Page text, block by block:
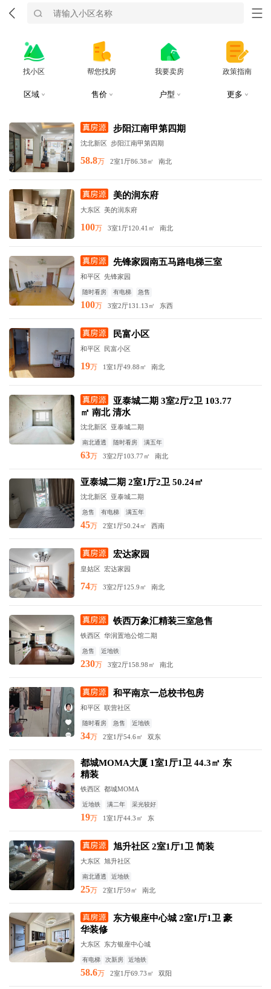
找小区 帮您找房 我要卖房 政策指南
区域 售价 户型 更多
步阳江南甲第四期
沈北新区 步阳江南甲第四期
58.8万 2室1厅86.38㎡ 南北
美的润东府
大东区 美的润东府
100万 3室1厅120.41㎡ 南北
先锋家园南五马路电梯三室
和平区 先锋家园
随时看房 有电梯 急售
100万 3室2厅131.13㎡ 东西
民富小区
和平区 民富小区
19万 1室1厅49.88㎡ 南北
亚泰城二期 3室2厅2卫 103.77
㎡ 南北 清水
沈北新区 亚泰城二期
南北通透 随时看房 满五年
63万 3室2厅103.77㎡ 南北
亚泰城二期 2室1厅2卫 50.24㎡
沈北新区 亚泰城二期
急售 有电梯 满五年
45万 2室1厅50.24㎡ 西南
宏达家园
皇姑区 宏达家园
74万 3室2厅125.9㎡ 南北
铁西万象汇精装三室急售
铁西区 华润置地公馆二期
急售 近地铁
230万 3室2厅158.98㎡ 南北
和平南京一总校书包房
和平区 联营社区
随时看房 急售 近地铁
34万 2室1厅54.6㎡ 双东
都城MOMA大厦 1室1厅1卫 44.3㎡ 东
精装
铁西区 都城MOMA
近地铁 满二年 采光较好
19万 1室1厅44.3㎡ 东
旭升社区 2室1厅1卫 简装
大东区 旭升社区
南北通透 近地铁
25万 2室1厅59㎡ 南北
东方银座中心城 2室1厅1卫 豪
华装修
大东区 东方银座中心城
有电梯 次新房 近地铁
58.6万 2室1厅69.73㎡ 双阳